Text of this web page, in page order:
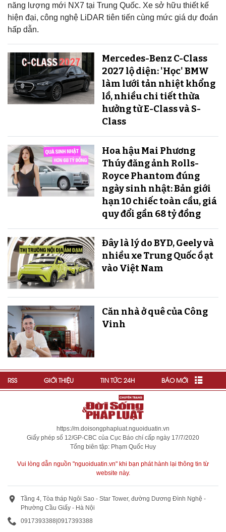
năng lượng mới NX7 tại Trung Quốc. Xe sở hữu thiết kế
hiện đại, công nghệ LiDAR tiên tiến cùng mức giá dự đoán
hấp dẫn.
Mercedes-Benz C-Class
2027 lộ diện: 'Học' BMW
làm lưới tản nhiệt khổng
lồ, nhiều chi tiết thừa
hưởng từ E-Class và S-
Class
Hoa hậu Mai Phương
Thúy đăng ảnh Rolls-
Royce Phantom đúng
ngày sinh nhật: Bản giới
hạn 10 chiếc toàn cầu, giá
quy đổi gần 68 tỷ đồng
Đây là lý do BYD, Geely và
nhiều xe Trung Quốc ồ ạt
vào Việt Nam
Căn nhà ở quê của Công
Vinh
RSS GIỚI THIỆU TIN TỨC 24H BÁO MỚI
https://m.doisongphapluat.nguoiduatin.vn
Giấy phép số 12/GP-CBC của Cục Báo chí cấp ngày 17/7/2020
Tổng biên tập: Phạm Quốc Huy
Vui lòng dẫn nguồn "nguoiduatin.vn" khi bạn phát hành lại thông tin từ
website này.
Tầng 4, Tòa tháp Ngôi Sao - Star Tower, đường Dương Đình Nghệ -
Phường Cầu Giấy - Hà Nội
0917393388 0917393388